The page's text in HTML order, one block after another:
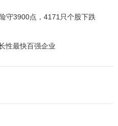
守3900点，4171只个股下跌
性最快百强企业